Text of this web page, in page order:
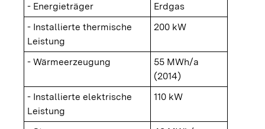
- Energieträger
Erdgas
- Installierte thermische
Leistung
200 kW
- Wärmeerzeugung
55 MWh/a
(2014)
- Installierte elektrische
Leistung
110 kW